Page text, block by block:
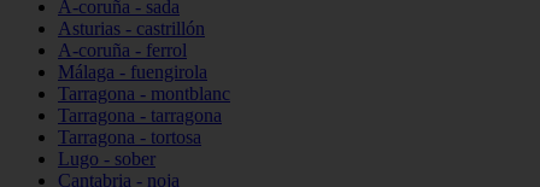
A-coruña - sada
Asturias - castrillón
A-coruña - ferrol
Málaga - fuengirola
Tarragona - montblanc
Tarragona - tarragona
Tarragona - tortosa
Lugo - sober
Cantabria - noja